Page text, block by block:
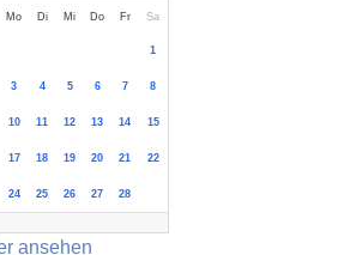
Mo Di Mi Do Fr Sa
1
3 4 5 6 7 8
10 11 12 13 14 15
17 18 19 20 21 22
24 25 26 27 28
ansehen